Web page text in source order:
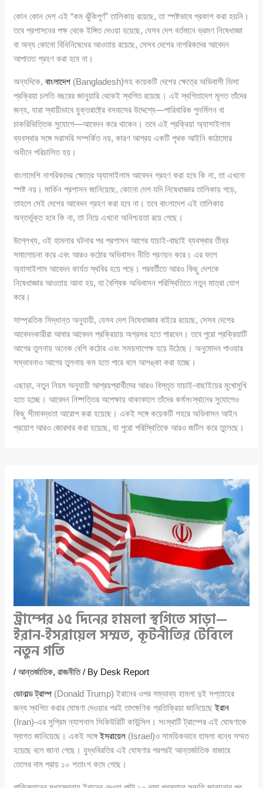
কোন কোন দেশ এই “কম ঝুঁকিপূর্ণ” তালিকায় রয়েছে, তা স্পষ্টভাবে প্রকাশ করা হয়নি।
তবে প্রশাসনের পক্ষ থেকে ইঙ্গিত দেওয়া হয়েছে, যেসব দেশ বর্তমানে ভ্রমণ নিষেধাজ্ঞা
বা অন্য কোনো বিধিনিষেধের আওতায় রয়েছে, সেসব দেশের নাগরিকদের আবেদন
আপাতত গ্রহণ করা হবে না।
অন্যদিকে,বাংলাদেশ (Bangladesh)সহ কয়েকটি দেশের ক্ষেত্রে অভিবাসী ভিসা
প্রক্রিয়া চলতি বছরের জানুয়ারি থেকেই স্থগিত রয়েছে। এই স্থগিতাদেশ মূলত তাঁদের
জন্য, যারা স্থায়ীভাবে যুক্তরাষ্ট্রে বসবাসের উদ্দেশ্যে—পারিবারিক পুনর্মিলন বা
চাকরিভিত্তিক সুযোগে—আবেদন করে থাকেন। তবে এই প্রক্রিয়া অ্যাসাইলাম
ব্যবস্থার সঙ্গে সরাসরি সম্পর্কিত নয়, কারণ আশ্রয় একটি পৃথক আইনি কাঠামোর
অধীনে পরিচালিত হয়।
বাংলাদেশি নাগরিকদের ক্ষেত্রে অ্যাসাইলাম আবেদন গ্রহণ করা হবে কি না, তা এখনো
স্পষ্ট নয়। মার্কিন প্রশাসন জানিয়েছে, কোনো দেশ যদি নিষেধাজ্ঞার তালিকায় পড়ে,
তাহলে সেই দেশের আবেদন গ্রহণ করা হবে না। তবে বাংলাদেশ এই তালিকায়
অন্তর্ভুক্ত হবে কি না, তা নিয়ে এখনো অনিশ্চয়তা রয়ে গেছে।
উল্লেখ্য, ওই হামলার ঘটনার পর প্রশাসন আগের যাচাই-বাছাই ব্যবস্থার তীব্র
সমালোচনা করে এবং আরও কঠোর অভিবাসন নীতি প্রণয়ন করে। এর ফলে
অ্যাসাইলাম আবেদন কার্যত স্থবির হয়ে পড়ে। পরবর্তীতে আরও কিছু দেশকে
নিষেধাজ্ঞার আওতায় আনা হয়, যা বৈশ্বিক অভিবাসন পরিস্থিতিতে নতুন মাত্রা যোগ
করে।
সাম্প্রতিক সিদ্ধান্ত অনুযায়ী, যেসব দেশ নিষেধাজ্ঞার বাইরে রয়েছে, সেসব দেশের
আবেদনকারীরা আবার আবেদন প্রক্রিয়ায় অগ্রসর হতে পারবেন। তবে পুরো প্রক্রিয়াটি
আগের তুলনায় অনেক বেশি কঠোর এবং সময়সাপেক্ষ হয়ে উঠেছে। অনুমোদন পাওয়ার
সম্ভাবনাও আগের তুলনায় কম হতে পারে বলে আশঙ্কা করা হচ্ছে।
এছাড়া, নতুন নিয়ম অনুযায়ী আশ্রয়প্রার্থীদের আরও বিস্তৃত যাচাই-বাছাইয়ের মুখোমুখি
হতে হচ্ছে। আবেদন নিষ্পত্তির অপেক্ষায় থাকাকালে তাঁদের কর্মসংস্থানের সুযোগেও
কিছু সীমাবদ্ধতা আরোপ করা হয়েছে। একই সঙ্গে কয়েকটি শহরে অভিবাসন আইন
প্রয়োগ আরও জোরদার করা হয়েছে, যা পুরো পরিস্থিতিকে আরও জটিল করে তুলেছে।
ট্রাম্পের ১৫ দিনের হামলা স্থগিতে সাড়া—
ইরান-ইসরায়েল সম্মত, কূটনীতির টেবিলে
নতুন গতি
/আন্তর্জাতিক,রাজনীতি/ By Desk Report
ডোনাল্ড ট্রাম্প (Donald Trump) ইরানের ওপর সম্ভাব্য হামলা দুই সপ্তাহের
জন্য স্থগিত করার ঘোষণা দেওয়ার পরই তাৎক্ষণিক প্রতিক্রিয়া জানিয়েছেইরান
(Iran)-এর সুপ্রিম ন্যাশনাল সিকিউরিটি কাউন্সিল। সংস্থাটি ট্রাম্পের এই ঘোষণাকে
স্বাগত জানিয়েছে। একই সঙ্গেইসরায়েল (Israel)ও সাময়িকভাবে হামলা বন্ধে সম্মত
হয়েছে বলে জানা গেছে। যুদ্ধবিরতির এই ঘোষণার পরপরই আন্তর্জাতিক বাজারে
তেলের দাম প্রায় ১০ শতাংশ কমে গেছে।